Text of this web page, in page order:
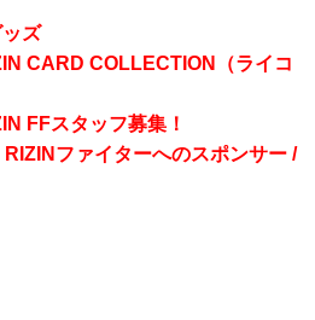
ズ
CARD COLLECTION（ライコ
FFスタッフ募集！
ファイターへのスポンサー /